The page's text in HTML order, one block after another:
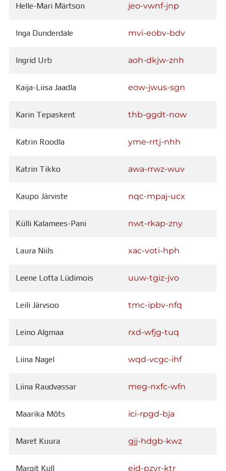
Helle-Mari Märtson jeo-vwnf-jnp
Inga Dunderdale mvi-eobv-bdv
Ingrid Urb aoh-dkjw-znh
Kaija-Liisa Jaadla eow-jwus-sgn
Karin Tepaskent thb-ggdt-now
Katrin Roodla yme-rrtj-nhh
Katrin Tikko awa-rrwz-wuv
Kaupo Järviste nqc-mpaj-ucx
Külli Kalamees-Pani nwt-rkap-zny
Laura Niils xac-voti-hph
Leene Lotta Lüdimois uuw-tgiz-jvo
Leili Järvsoo tmc-ipbv-nfq
Leino Algmaa rxd-wfjg-tuq
Liina Nagel wqd-vcgc-ihf
Liina Raudvassar meg-nxfc-wfn
Maarika Mõts ici-rpgd-bja
Maret Kuura gjj-hdgb-kwz
Margit Kull ejd-pzyr-ktr